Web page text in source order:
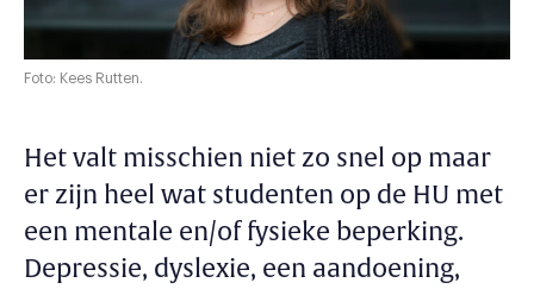
Foto: Kees Rutten.
Het valt misschien niet zo snel op maar
er zijn heel wat studenten op de HU met
een mentale en/of fysieke beperking.
Depressie, dyslexie, een aandoening,